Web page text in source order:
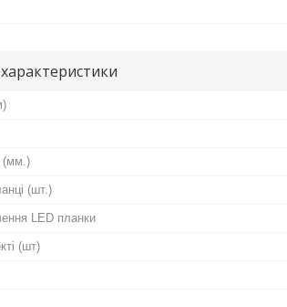
(мм.)
(шт.)
LED планки
(шт)